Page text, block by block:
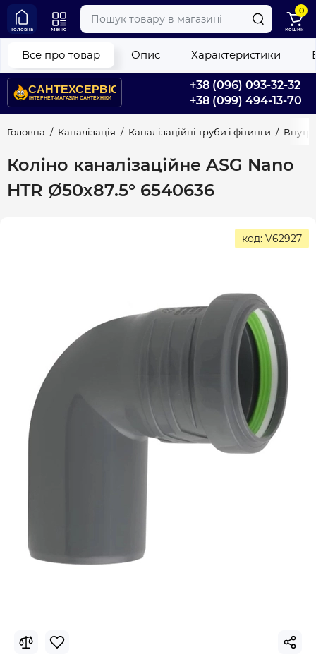
+38 (096) 093-32-32
+38 (099) 494-13-70
Головна Меню
0
Кошик
Головна Каналізація Каналізаційні труби і фітинги
Коліно каналізаційне ASG Nano
HTR Ø50х87.5° 6540636
Все про товар Опис Характеристики
код: V62927